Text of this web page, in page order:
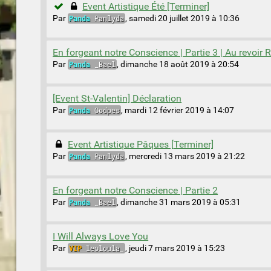
Event Artistique Été [Terminer]
Par PandaPanlyda,samedi 20 juillet 2019 à 10:36
En forgeant notre Conscience | Partie 3 | Au revoir
Par Panda_Bael,dimanche 18 août 2019 à 20:54
[Event St-Valentin] Déclaration
Par PandaOodpes, mardi 12 février 2019 à 14:07
Event Artistique Pâques [Terminer]
Par PandaPanlyda, mercredi 13 mars 2019 à 21:22
En forgeant notre Conscience | Partie 2
Par Panda_Bael,dimanche 31 mars 2019 à 05:31
I Will Always Love You
Par VIPleoloula_ , jeudi 7 mars 2019 à 15:23